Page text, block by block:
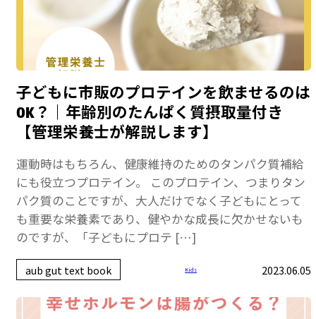
子どもに市販のプロテインを飲ませるのは
OK？｜年齢別のたんぱく質摂取量付き
【管理栄養士が解説します】
運動時はもちろん、健康維持のためのタンパク質補給
にも役立つプロテイン。 このプロテイン、つまりタン
パク質のことですが、大人だけでなく子どもにとって
も重要な栄養素であり、健やかな成長に欠かせないも
のですが、「子どもにプロテ […]
aub gut text book Kids 2023.06.05